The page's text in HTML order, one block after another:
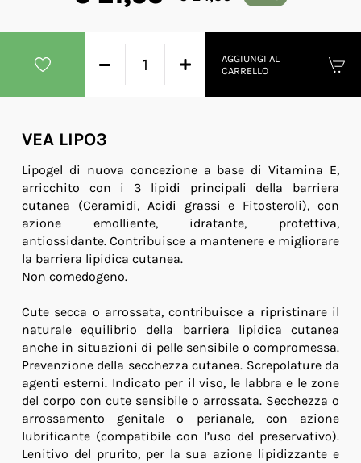
AGGIUNGI AL
CARRELLO
VEA LIPO3
Lipogel di nuova concezione a base di Vitamina E,
arricchito con i 3 lipidi principali della barriera
cutanea (Ceramidi, Acidi grassi e Fitosteroli), con
azione emolliente, idratante, protettiva,
antiossidante. Contribuisce a mantenere e migliorare
la barriera lipidica cutanea.
Non comedogeno.
Cute secca o arrossata, contribuisce a ripristinare il
naturale equilibrio della barriera lipidica cutanea
anche in situazioni di pelle sensibile o compromessa.
Prevenzione della secchezza cutanea. Screpolature da
agenti esterni. Indicato per il viso, le labbra e le zone
del corpo con cute sensibile o arrossata. Secchezza o
arrossamento genitale o perianale, con azione
lubrificante (compatibile con l’uso del preservativo).
Lenitivo del prurito, per la sua azione lipidizzante e